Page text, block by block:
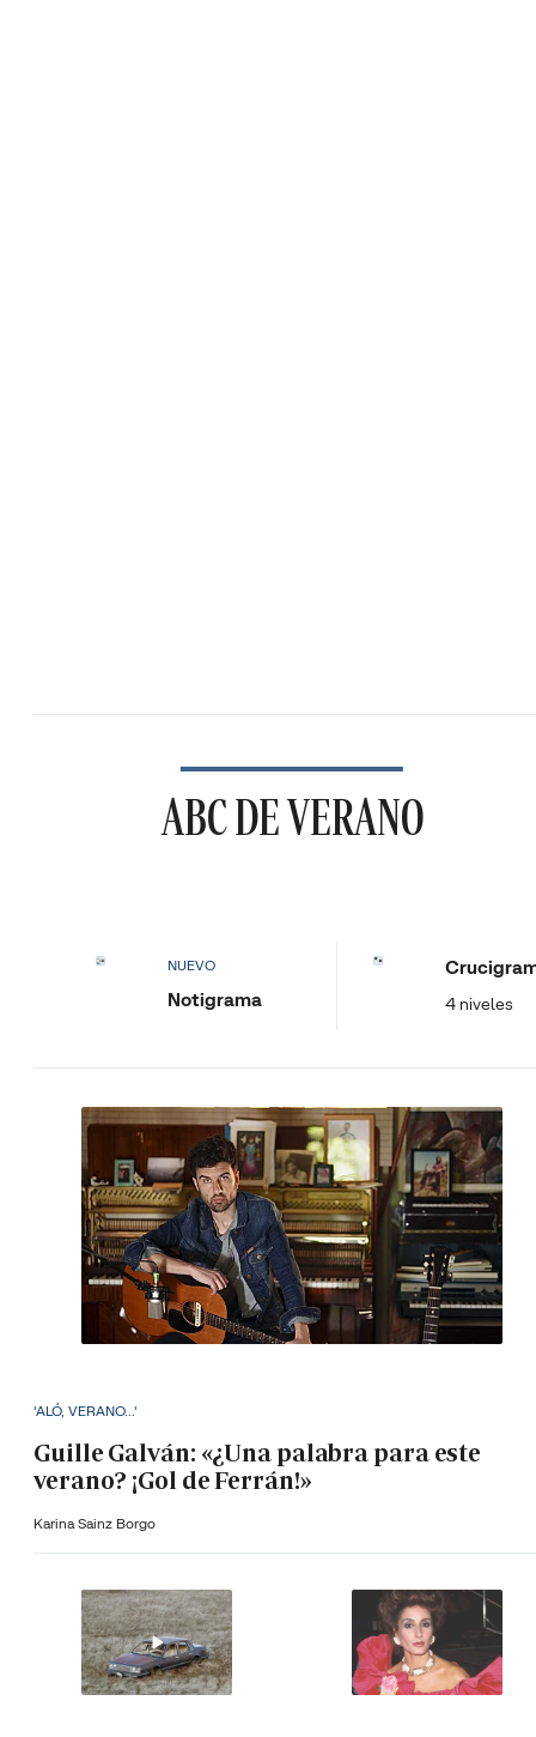
ABC DE VERANO
NUEVO
Notigrama 4 niveles
'ALÓ, VERANO...'
Guille Galván: «¿Una palabra para este
verano? ¡Gol de Ferrán!»
Karina Sainz Borgo